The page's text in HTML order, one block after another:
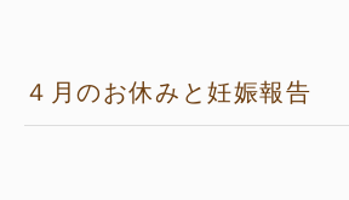
４月のお休みと妊娠報告